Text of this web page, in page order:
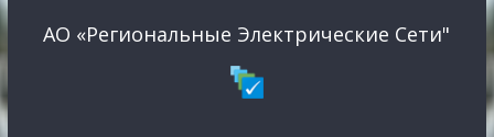
АО «Региональные Электрические Сети"